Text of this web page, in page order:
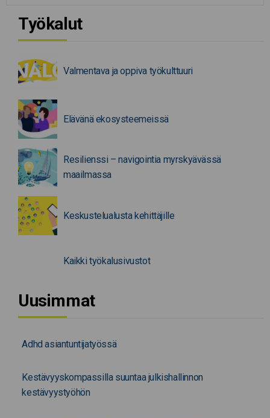
Työkalut
Valmentava ja oppiva työkulttuuri
Elävänä ekosysteemeissä
Resilienssi – navigointia myrskyävässä
maailmassa
Keskustelualusta kehittäjille
Kaikki työkalusivustot
Uusimmat
Adhd asiantuntijatyössä
Kestävyyskompassilla suuntaa julkishallinnon
kestävyystyöhön